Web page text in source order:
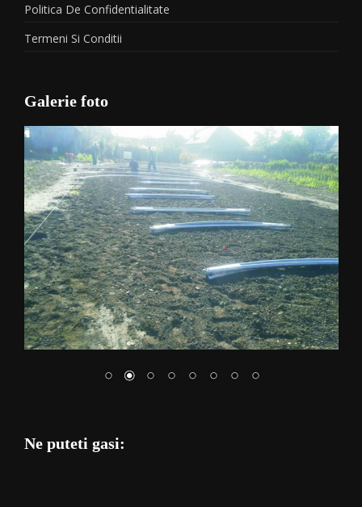
Politica De Confidentialitate
Termeni Si Conditii
Galerie foto
Ne puteti gasi: